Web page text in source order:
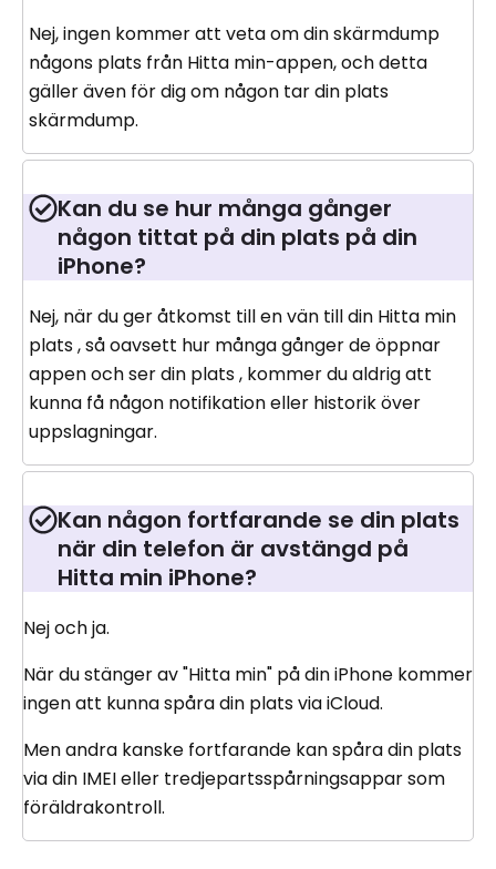
Nej, ingen kommer att veta om din skärmdump
någons plats från Hitta min-appen, och detta
gäller även för dig om någon tar din plats
skärmdump.
Kan du se hur många gånger
någon tittat på din plats på din
iPhone?
Nej, när du ger åtkomst till en vän till din Hitta min
plats , så oavsett hur många gånger de öppnar
appen och ser din plats , kommer du aldrig att
kunna få någon notifikation eller historik över
uppslagningar.
Kan någon fortfarande se din plats
när din telefon är avstängd på
Hitta min iPhone?
Nej och ja.
När du stänger av "Hitta min" på din iPhone kommer
ingen att kunna spåra din plats via iCloud.
Men andra kanske fortfarande kan spåra din plats
via din IMEI eller tredjepartsspårningsappar som
föräldrakontroll.